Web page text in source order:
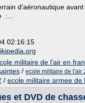
d'aéronautique
:...
02:16:15
militaire de l'air en
/ ecole militaire de l'air
/ ecole militaire armee de
et DVD de